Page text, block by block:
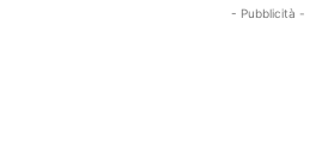
- Pubblicità -